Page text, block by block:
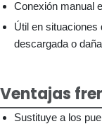
Conexión manual
Útil en situaciones
descargada o
Ventajas
Sustituye a los